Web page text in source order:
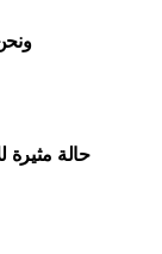
حالة مثيرة